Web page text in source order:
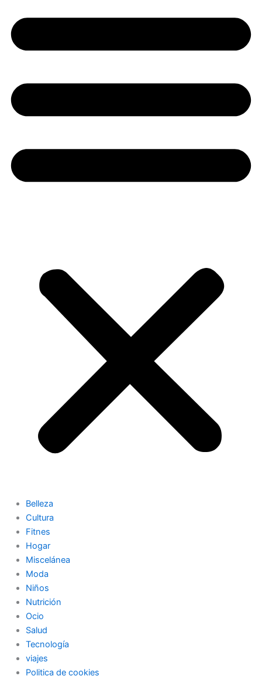
Belleza
Cultura
Fitnes
Hogar
Miscelánea
Moda
Niños
Nutrición
Ocio
Salud
Tecnología
viajes
Politica de cookies